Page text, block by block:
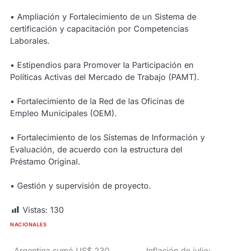
• Ampliación y Fortalecimiento de un Sistema de
certificación y capacitación por Competencias
Laborales.
• Estipendios para Promover la Participación en
Políticas Activas del Mercado de Trabajo (PAMT).
• Fortalecimiento de la Red de las Oficinas de
Empleo Municipales (OEM).
• Fortalecimiento de los Sistemas de Información y
Evaluación, de acuerdo con la estructura del
Préstamo Original.
• Gestión y supervisión de proyecto.
Vistas: 130
NACIONALES